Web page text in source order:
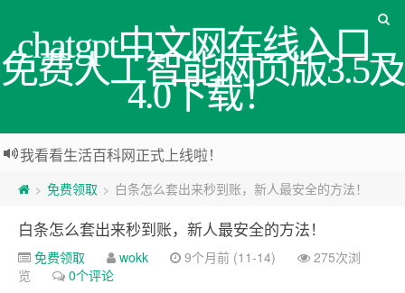
chatgpt中文网在线入口_
免费人工智能网页版3.5及
4.0下载！
我看看生活百科网正式上线啦！
> 免费领取 > 白条怎么套出来秒到账，新人最安全的方法！
白条怎么套出来秒到账，新人最安全的方法！
免费领取 wokk 9个月前 (11-14)
275次浏
览
0个评论